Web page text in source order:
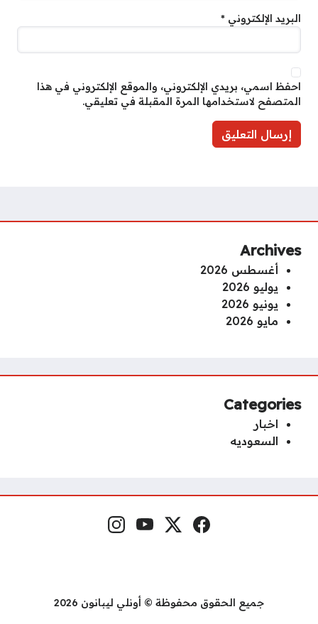
البريد الإلكتروني *
احفظ اسمي، بريدي الإلكتروني، والموقع الإلكتروني في هذا
المتصفح لاستخدامها المرة المقبلة في تعليقي.
Archives
أغسطس 2026
يوليو 2026
يونيو 2026
مايو 2026
Categories
اخبار
السعوديه
مواقع التواصل فيسبوكمنصة إكس
يوتيوبإنستغرام
جميع الحقوق محفوظة © أونلي ليبانون 2026